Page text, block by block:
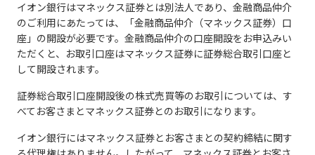
イオン銀行はマネックス証券とは別法人であり、金融商品仲介
のご利用にあたっては、「金融商品仲介（マネックス証券）口
座」の開設が必要です。金融商品仲介の口座開設をお申込みい
ただくと、お取引口座はマネックス証券に証券総合取引口座と
して開設されます。
証券総合取引口座開設後の株式売買等のお取引については、す
べてお客さまとマネックス証券とのお取引になります。
イオン銀行にはマネックス証券とお客さまとの契約締結に関す